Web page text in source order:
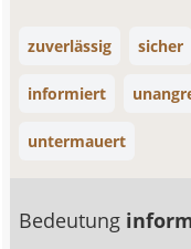
zuverlässig sicher
informiert
untermauert
Bedeutung